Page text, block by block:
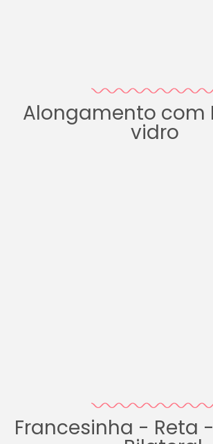
Alongamento com
vidro
Francesinha - Reta